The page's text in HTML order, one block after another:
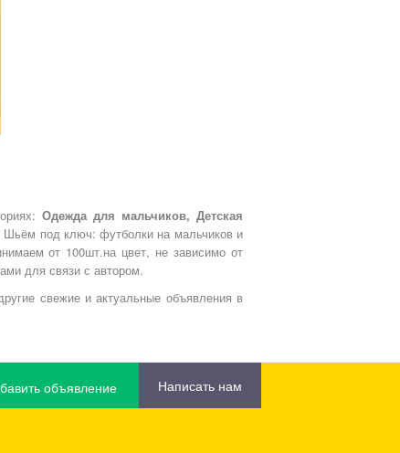
Одежда для мальчиков, Детская
под ключ: футболки на мальчиков и
от 100шт.на цвет, не зависимо от
для связи с автором.
свежие и актуальные объявления в
объявление Написать нам